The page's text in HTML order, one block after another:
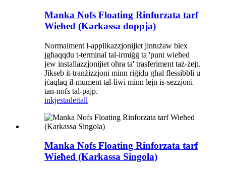
Manka Nofs Floating Rinfurzata tarf
Wieħed (Karkassa doppja)
Normalment l-applikazzjonijiet jintużaw biex
jgħaqqdu t-terminal tal-irmiġġ ta 'punt wieħed
jew installazzjonijiet oħra ta' trasferiment taż-żejt.
Jikseb it-tranżizzjoni minn riġidu għal flessibbli u
jċaqlaq il-mument tal-liwi minn lejn is-sezzjoni
tan-nofs tal-pajp.
inkjestadettall
Manka Nofs Floating Rinforzata tarf
Wieħed (Karkassa Singola)